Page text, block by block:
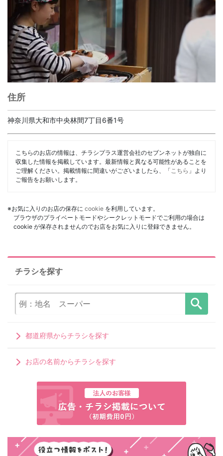
住所
神奈川県大和市中央林間7丁目6番1号
こちらのお店の情報は、チラシプラス運営会社のセブンネットが独自に
収集した情報を掲載しています。最新情報と異なる可能性があることを
ご理解ください。掲載情報に間違いがございましたら、「 こちら 」より
ご報告をお願いします。
※お気に入りのお店の保存に cookie を利用しています。
ブラウザのプライベートモードやシークレットモードでご利用の場合は
cookie が保存されませんのでお店をお気に入りに登録できません。
チラシを探す
都道府県からチラシを探す
お店の名前からチラシを探す